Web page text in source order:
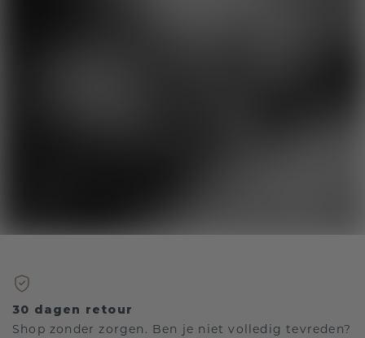
30 dagen retour
Shop zonder zorgen. Ben je niet volledig tevreden?